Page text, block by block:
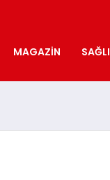
MAGAZIN